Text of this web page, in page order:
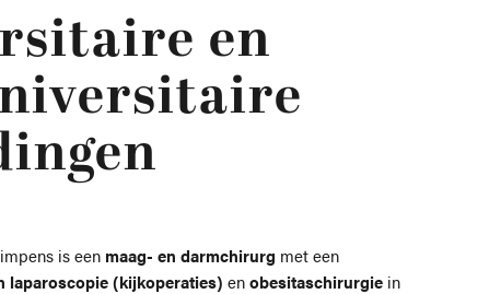
en
is een maag- en darmchirurg met een
laparoscopie (kijkoperaties) enobesitaschirurgie in